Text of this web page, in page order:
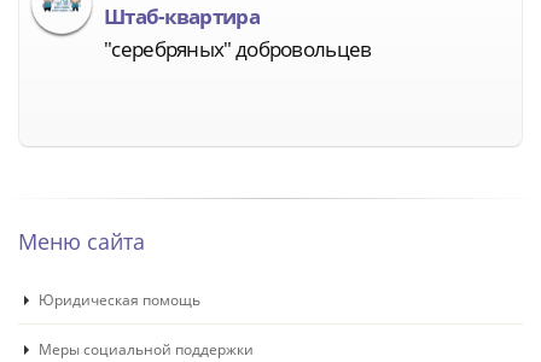
Штаб-квартира
"серебряных" добровольцев
Меню сайта
Юридическая помощь
Меры социальной поддержки